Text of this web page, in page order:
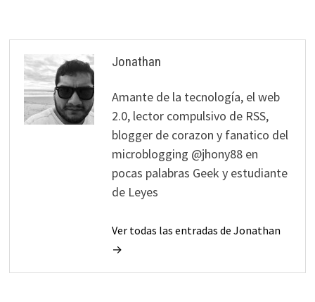
Jonathan
Amante de la tecnología, el web
2.0, lector compulsivo de RSS,
blogger de corazon y fanatico del
microblogging @jhony88 en
pocas palabras Geek y estudiante
de Leyes
Ver todas las entradas de Jonathan
→